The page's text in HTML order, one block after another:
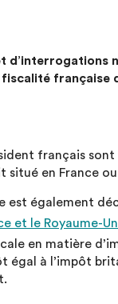
d’interrogations
française
français
en France ou
est également
et le Royaume-
en matière
égal à l’impôt